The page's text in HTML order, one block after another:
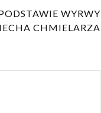
WYRWY
CHMIELARZA